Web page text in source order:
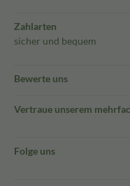
Zahlarten
sicher und bequem
Bewerte uns
Vertraue unserem
Folge uns